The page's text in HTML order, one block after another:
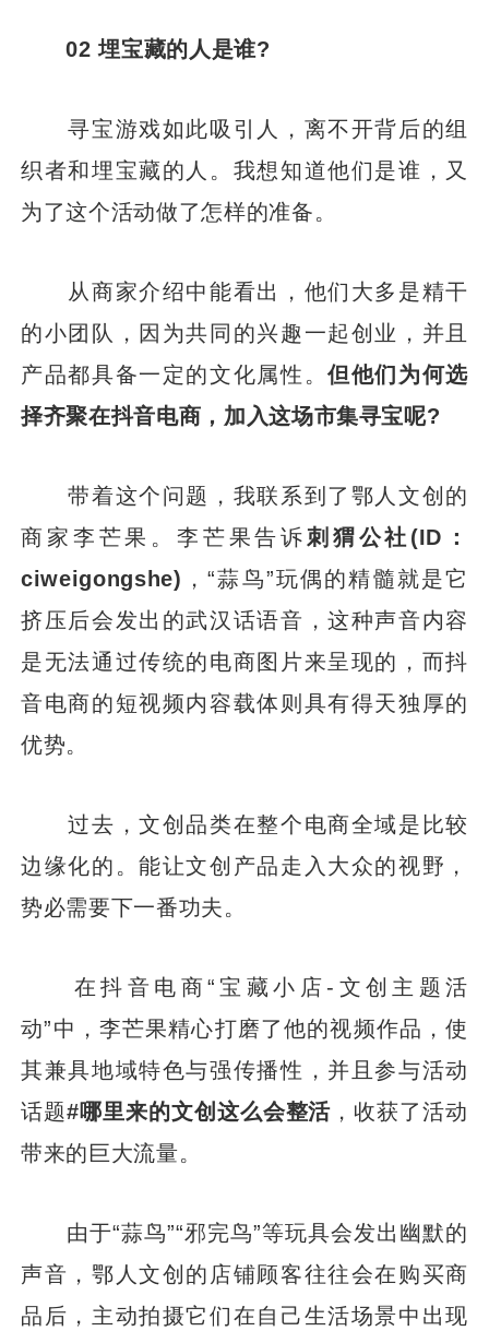
02 埋宝藏的人是谁?
寻宝游戏如此吸引人，离不开背后的组
织者和埋宝藏的人。我想知道他们是谁，又
为了这个活动做了怎样的准备。
从商家介绍中能看出，他们大多是精干
的小团队，因为共同的兴趣一起创业，并且
产品都具备一定的文化属性。但他们为何选
择齐聚在抖音电商，加入这场市集寻宝呢?
带着这个问题，我联系到了鄂人文创的
商家李芒果。李芒果告诉 刺猬公社(ID：
ciweigongshe) ，“蒜鸟”玩偶的精髓就是它
挤压后会发出的武汉话语音，这种声音内容
是无法通过传统的电商图片来呈现的，而抖
音电商的短视频内容载体则具有得天独厚的
优势。
过去，文创品类在整个电商全域是比较
边缘化的。能让文创产品走入大众的视野，
势必需要下一番功夫。
在抖音电商“宝藏小店-文创主题活
动”中，李芒果精心打磨了他的视频作品，使
其兼具地域特色与强传播性，并且参与活动
话题#哪里来的文创这么会整活 ，收获了活动
带来的巨大流量。
由于“蒜鸟”“邪完鸟”等玩具会发出幽默的
声音，鄂人文创的店铺顾客往往会在购买商
品后，主动拍摄它们在自己生活场景中出现